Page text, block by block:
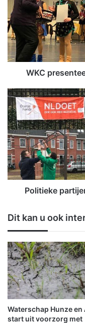
r
e
s
e
n
e
t
g
o
e
d
o
p
l
a
s
s
e
w
e
d
s
t
WKC
P
o
l
i
t
i
e
k
e
t
i
j
e
n
z
e
t
t
e
Politieke
Dit kan u ook
Waterschap Hunze en
start uit voorzorg met